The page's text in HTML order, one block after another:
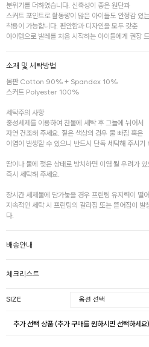
분위기를 더하였습니다. 신축성이 좋은 원단과
스커트 포인트로 활동량이 많은 아이들도 안정감 있는
착용이 가능합니다. 편안함과 디자인을 모두 갖춘
아이템으로 발레를 처음 시작하는 아이들에게 권장
소재 및 세탁방법
몸판 Cotton 90% + Spandex 10%
스커트 Polyester 100%
세탁주의 사항
중성세제를 이용하여 찬물에 세탁 후 그늘에 뉘어서
자연 건조해 주세요. 짙은 색상의 경우 물 빠짐 혹은
이염이 발생할 수 있으니 반드시 단독 세탁해 주시기
땀이나 물에 젖은 상태로 방치하면 이염 될 우려가 있
즉시 세탁해 주세요.
장시간 세제물에 담가놓을 경우 프린팅 유지력이 떨
지속적인 세탁 시 프린팅의 갈라짐 또는 뜯어짐이 발
다.
배송안내
체크리스트
SIZE
추가 선택 상품 (추가 구매를 원하시면 선택하세요)